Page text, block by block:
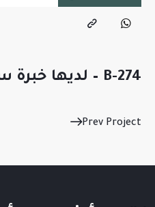
B-274 – لديها خبرة سنتين في دبي
Prev Project